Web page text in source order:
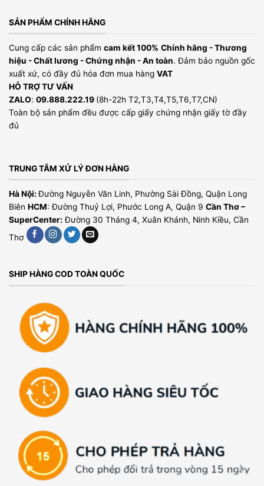
SẢN PHẨM CHÍNH HÃNG
Cung cấp các sản phẩm cam kết 100% Chính hãng - Thương
hiệu - Chất lương - Chứng nhận - An toàn. Đảm bảo nguồn gốc
xuất xứ, có đầy đủ hóa đơn mua hàng VAT
HỖ TRỢ TƯ VẤN
ZALO: 09.888.222.19 (8h-22h T2,T3,T4,T5,T6,T7,CN)
Toàn bộ sản phẩm đều được cấp giấy chứng nhận giấy tờ đầy
đủ
TRUNG TÂM XỬ LÝ ĐƠN HÀNG
Hà Nội:Đường Nguyễn Văn Linh, Phường Sài Đồng, Quận Long
Biên HCM: Đường Thuỷ Lợi, Phước Long A, Quận 9 Cần Thơ –
SuperCenter: Đường 30 Tháng 4, Xuân Khánh, Ninh Kiều, Cần
Thơ
SHIP HÀNG COD TOÀN QUỐC